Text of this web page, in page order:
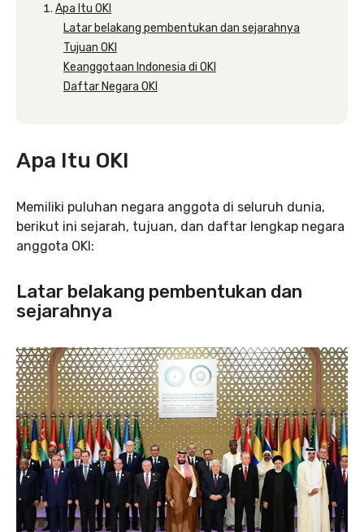
Apa Itu OKI
Latar belakang pembentukan dan sejarahnya
Tujuan OKI
Keanggotaan Indonesia di OKI
Daftar Negara OKI
Apa Itu OKI
Memiliki puluhan negara anggota di seluruh dunia,
berikut ini sejarah, tujuan, dan daftar lengkap negara
anggota OKI:
Latar belakang pembentukan dan
sejarahnya